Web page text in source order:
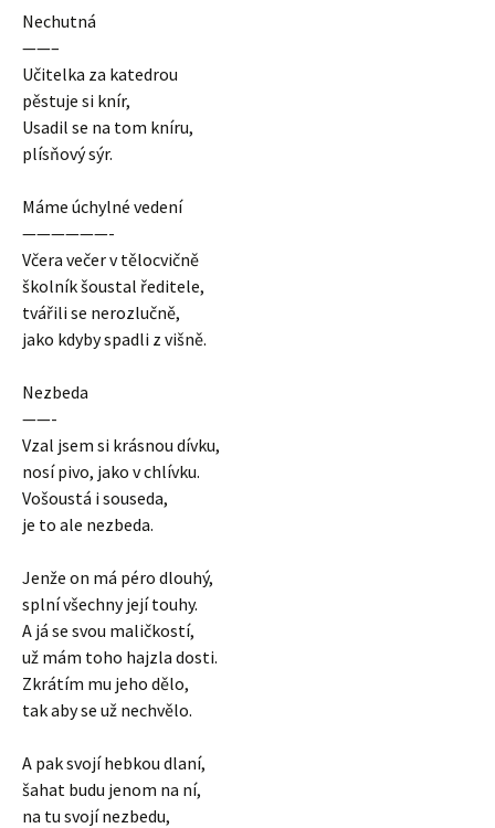
Nechutná
——–
Učitelka za katedrou
pěstuje si knír,
Usadil se na tom kníru,
plísňový sýr.
Máme úchylné vedení
——————-
Včera večer v tělocvičně
školník šoustal ředitele,
tvářili se nerozlučně,
jako kdyby spadli z višně.
Nezbeda
——-
Vzal jsem si krásnou dívku,
nosí pivo, jako v chlívku.
Vošoustá i souseda,
je to ale nezbeda.
Jenže on má péro dlouhý,
splní všechny její touhy.
A já se svou maličkostí,
už mám toho hajzla dosti.
Zkrátím mu jeho dělo,
tak aby se už nechvělo.
A pak svojí hebkou dlaní,
šahat budu jenom na ní,
na tu svojí nezbedu,